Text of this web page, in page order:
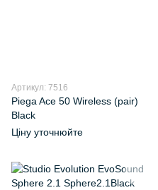
Артикул: 7516
Piega Ace 50 Wireless (pair)
Black
Ціну уточнюйте